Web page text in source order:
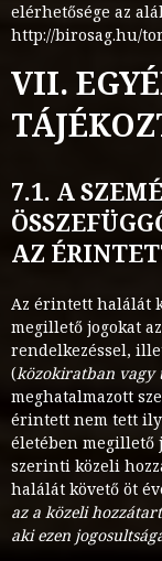
elérhetősége az
http://birosag.hu/
VII.
7.1. A
AZ
Az érintett halálát
megillető jogokat
rendelkezéssel,
(közokiratban vagy
meghatalmazott
érintett nem tett
életében megillető
szerinti közeli
halálát követő öt
az a közeli
aki ezen